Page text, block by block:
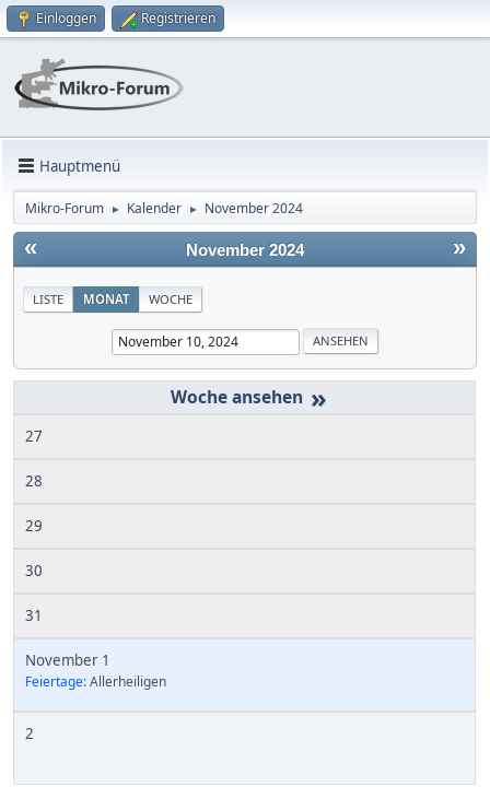
Einloggen Registrieren
Hauptmenü
Mikro-Forum ► Kalender ► November 2024
« »
November 2024
LISTE MONAT WOCHE
»
27
28
29
30
31
November 1
Feiertage:Allerheiligen
2